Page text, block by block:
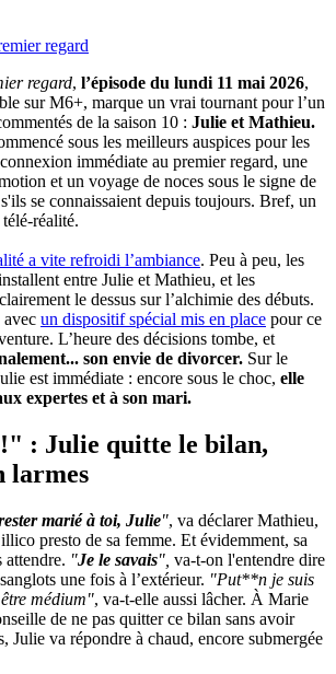
regard
regard, l’épisode du lundi 11 mai 2026,
sur M6+, marque un vrai tournant pour l’un
de la saison 10 : Julie et Mathieu.
sous les meilleurs auspices pour les
immédiate au premier regard, une
et un voyage de noces sous le signe de
se connaissaient depuis toujours. Bref, un
réalité.
a vite refroidi l’ambiance. Peu à peu, les
entre Julie et Mathieu, et les
le dessus sur l’alchimie des débuts.
un dispositif spécial mis en place pour ce
L’heure des décisions tombe, et
son envie de divorcer. Sur le
est immédiate : encore sous le choc, elle
expertes et à son mari.
!" : Julie quitte le bilan,
larmes
marié à toi, Julie", va déclarer Mathieu,
presto de sa femme. Et évidemment, sa
attendre. "Je le savais", va-t-on l'entendre dire
une fois à l’extérieur. "Put**n je suis
médium", va-t-elle aussi lâcher. À Marie
de ne pas quitter ce bilan sans avoir
Julie va répondre à chaud, encore submergée